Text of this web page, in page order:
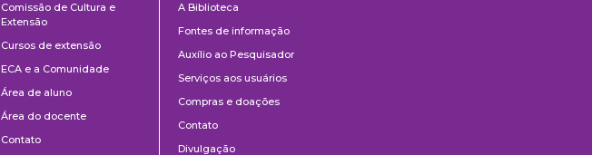
e
Extensão
Comissão de Cultura e
Extensão
Cursos de extensão
ECA e a Comunidade
Área de aluno
Área do docente
Contato
A Biblioteca
Fontes de informação
Auxílio ao Pesquisador
Serviços aos usuários
Compras e doações
Contato
Divulgação